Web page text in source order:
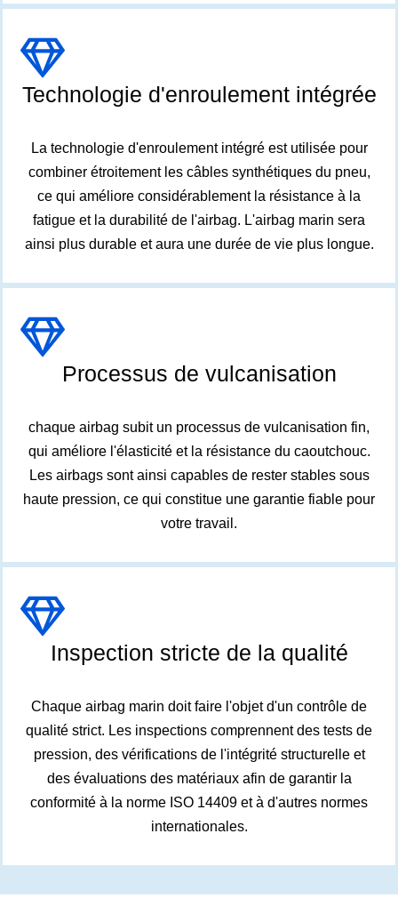
Technologie d'enroulement intégrée
La technologie d'enroulement intégré est utilisée pour
combiner étroitement les câbles synthétiques du pneu,
ce qui améliore considérablement la résistance à la
fatigue et la durabilité de l'airbag. L'airbag marin sera
ainsi plus durable et aura une durée de vie plus longue.
Processus de vulcanisation
chaque airbag subit un processus de vulcanisation fin,
qui améliore l'élasticité et la résistance du caoutchouc.
Les airbags sont ainsi capables de rester stables sous
haute pression, ce qui constitue une garantie fiable pour
votre travail.
Inspection stricte de la qualité
Chaque airbag marin doit faire l'objet d'un contrôle de
qualité strict. Les inspections comprennent des tests de
pression, des vérifications de l'intégrité structurelle et
des évaluations des matériaux afin de garantir la
conformité à la norme ISO 14409 et à d'autres normes
internationales.